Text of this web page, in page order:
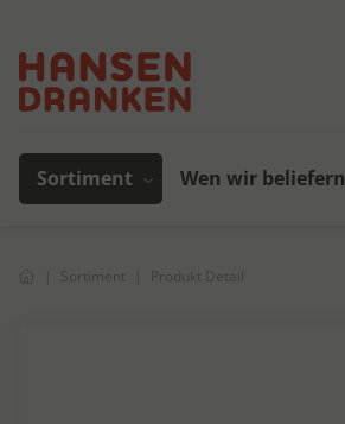
Sortiment Wen wir beliefern
Sortiment Produkt Detail